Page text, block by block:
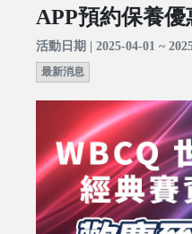
APP預約保養優
活動日期 | 2025-04-01 ~
最新消息